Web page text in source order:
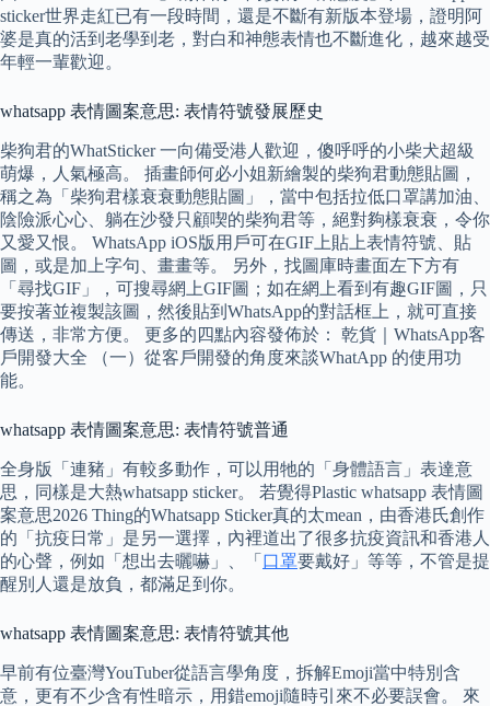
sticker世界走紅已有一段時間，還是不斷有新版本登場，證明阿
婆是真的活到老學到老，對白和神態表情也不斷進化，越來越受
年輕一輩歡迎。
whatsapp 表情圖案意思: 表情符號發展歷史
柴狗君的WhatSticker 一向備受港人歡迎，傻呼呼的小柴犬超級
萌爆，人氣極高。 插畫師何必小姐新繪製的柴狗君動態貼圖，
稱之為「柴狗君樣衰衰動態貼圖」，當中包括拉低口罩講加油、
陰險派心心、躺在沙發只顧喫的柴狗君等，絕對夠樣衰衰，令你
又愛又恨。 WhatsApp iOS版用戶可在GIF上貼上表情符號、貼
圖，或是加上字句、畫畫等。 另外，找圖庫時畫面左下方有
「尋找GIF」，可搜尋網上GIF圖；如在網上看到有趣GIF圖，只
要按著並複製該圖，然後貼到WhatsApp的對話框上，就可直接
傳送，非常方便。 更多的四點內容發佈於： 乾貨｜WhatsApp客
戶開發大全 （一）從客戶開發的角度來談WhatApp 的使用功
能。
whatsapp 表情圖案意思: 表情符號普通
全身版「連豬」有較多動作，可以用牠的「身體語言」表達意
思，同樣是大熱whatsapp sticker。 若覺得Plastic whatsapp 表情圖
案意思2026 Thing的Whatsapp Sticker真的太mean，由香港氏創作
的「抗疫日常」是另一選擇，內裡道出了很多抗疫資訊和香港人
的心聲，例如「想出去曬嚇」、「 口罩要戴好」等等，不管是提
醒別人還是放負，都滿足到你。
whatsapp 表情圖案意思: 表情符號其他
早前有位臺灣YouTuber從語言學角度，拆解Emoji當中特別含
意，更有不少含有性暗示，用錯emoji隨時引來不必要誤會。 來